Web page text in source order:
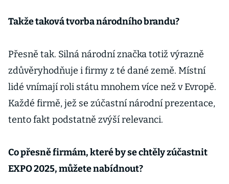
Takže taková tvorba národního brandu?
Přesně tak. Silná národní značka totiž výrazně
zdůvěryhodňuje i firmy z té dané země. Místní
lidé vnímají roli státu mnohem více než v Evropě.
Každé firmě, jež se zúčastní národní prezentace,
tento fakt podstatně zvýší relevanci.
Co přesně firmám, které by se chtěly zúčastnit
EXPO 2025, můžete nabídnout?